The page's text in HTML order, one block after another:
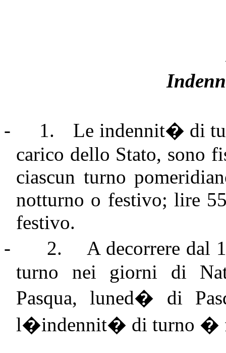
- 1.
Le indennit� di
carico dello Stato, sono
ciascun turno
notturno o festivo; lire
festivo.
-
2.
A decorrere dal
turno nei giorni di
Pasqua, luned� di
l�indennit� di turno �